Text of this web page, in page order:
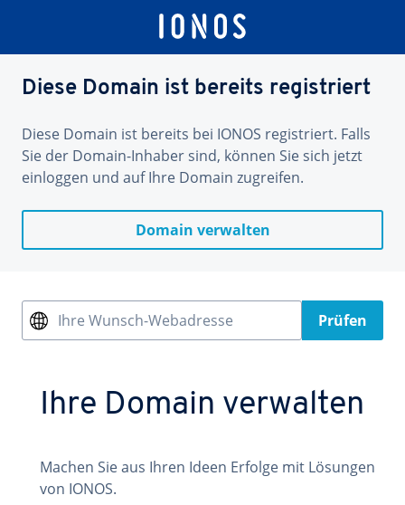
Diese Domain ist bereits registriert
Diese Domain ist bereits bei IONOS registriert. Falls
Sie der Domain-Inhaber sind, können Sie sich jetzt
einloggen und auf Ihre Domain zugreifen.
Domain verwalten
Ihre Wunsch-Webadresse Prüfen
Ihre Domain verwalten
Machen Sie aus Ihren Ideen Erfolge mit Lösungen
von IONOS.